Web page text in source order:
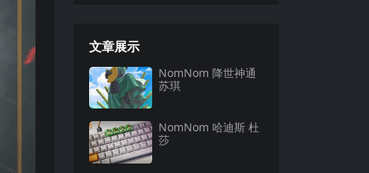
文章展示
NomNom 降世神通
苏琪
NomNom 哈迪斯 杜
莎